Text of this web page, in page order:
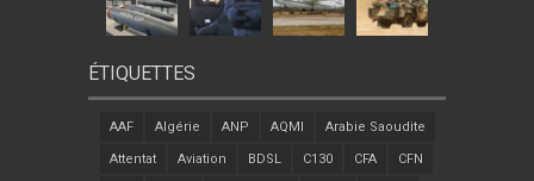
ÉTIQUETTES
AAF Algérie ANP AQMI Arabie Saoudite
Attentat Aviation BDSL C130 CFA CFN